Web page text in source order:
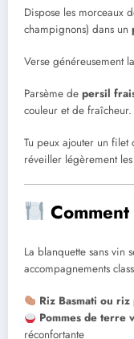
Dispose les morceaux
champignons) dans un
Verse généreusement la
Parsème de persil
couleur et de fraîcheur.
Tu peux ajouter un filet
réveiller légèrement les
La blanquette sans vin
accompagnements
Riz Basmati ou
Pommes de terre
réconfortante